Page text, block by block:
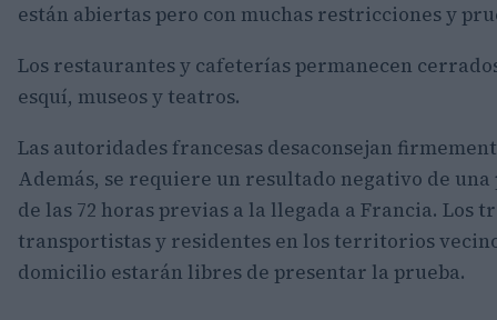
están abiertas pero con muchas restricciones y
Los restaurantes y cafeterías permanecen
esquí, museos y teatros.
Las autoridades francesas desaconsejan
Además, se requiere un resultado negativo de
de las 72 horas previas a la llegada a Francia. Los
transportistas y residentes en los territorios
domicilio estarán libres de presentar la prueba.